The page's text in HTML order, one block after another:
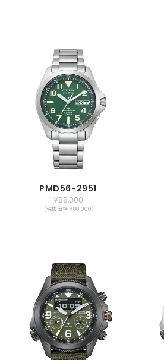
PMD56-2951
￥88,000
(税抜価格 ￥80,000)